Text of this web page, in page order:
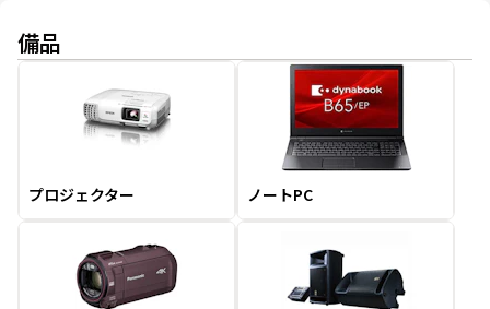
備品
プロジェクター ノートPC